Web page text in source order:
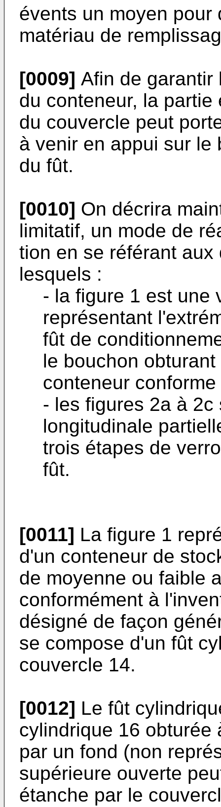
évents un moyen
matériau de
[0009] Afin de garantir
du conteneur, la
du couvercle peut
à ve­nir en appui sur le
du fût.
[0010] On décrira
limitatif, un mode de
tion en se référant
lesquels :
- la figure 1 est une
représentant
fût de
le bouchon
conteneur
- les figures 2a à
longitudinale
trois étapes de
fût.
[0011] La figure 1
d'un conteneur de
de moyenne ou faible
conformément à
désigné de façon
se compose d'un fût
couvercle 14.
[0012] Le fût
cy­lindrique 16 obturée
par un fond (non
supérieure ouverte
étanche par le